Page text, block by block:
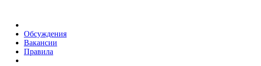
Обсуждения
Вакансии
Правила